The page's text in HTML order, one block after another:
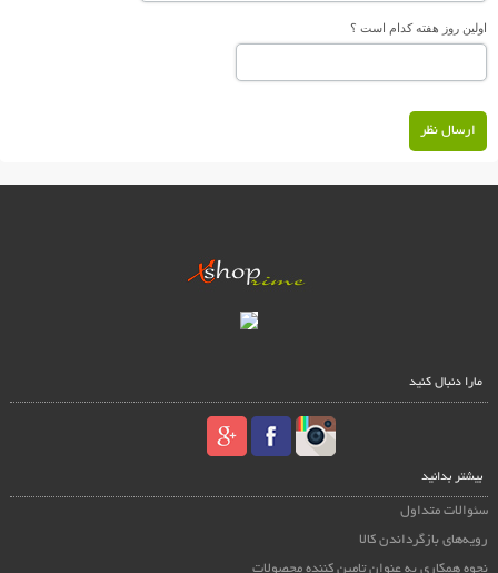
اولین روز هفته کدام است ؟
ارسال نظر
مارا دنبال کنید
بیشتر بدانید
سئوالات متداول
رویه‌های بازگرداندن کالا
نحوه همکاری به عنوان تامین کننده محصولات